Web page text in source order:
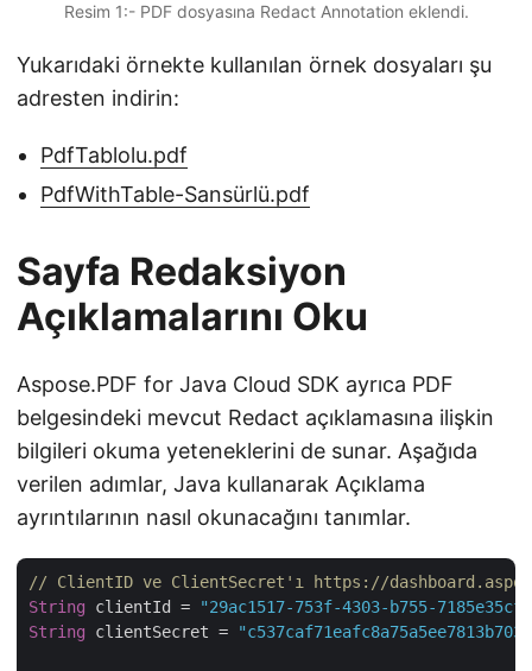
Resim 1:- PDF dosyasına Redact Annotation eklendi.
Yukarıdaki örnekte kullanılan örnek dosyaları şu
adresten indirin:
PdfTablolu.pdf
PdfWithTable-Sansürlü.pdf
Sayfa Redaksiyon
Açıklamalarını Oku
Aspose.PDF for Java Cloud SDK ayrıca PDF
belgesindeki mevcut Redact açıklamasına ilişkin
bilgileri okuma yeteneklerini de sunar. Aşağıda
verilen adımlar, Java kullanarak Açıklama
ayrıntılarının nasıl okunacağını tanımlar.
// ClientID ve ClientSecret'ı https://
String clientId =
"29ac1517-753f-4303-b755-
String clientSecret =